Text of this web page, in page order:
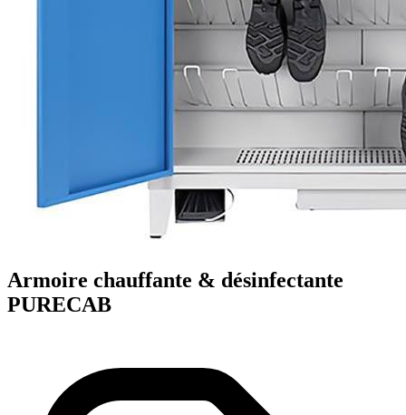
Armoire chauffante & désinfectante
PURECAB